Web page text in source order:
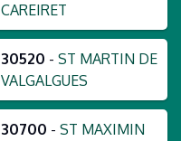
CAREIRET
30520 - ST MARTIN DE
VALGALGUES
30700 - ST MAXIMIN